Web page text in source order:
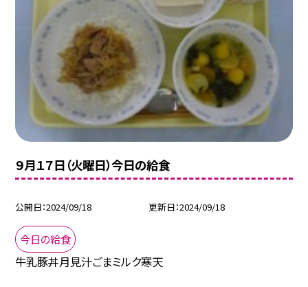
９月１７日（火曜日）今日の給食
公開日 2024/09/18 更新日 2024/09/18
今日の給食
牛乳豚丼月見汁ごまミルク寒天